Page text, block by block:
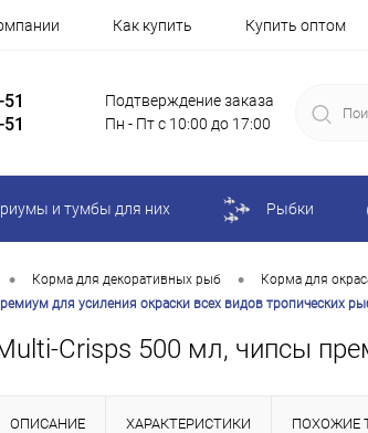
Как купить Купить оптом
Подтверждение заказа
Пн - Пт с 10:00 до 17:00
и тумбы для них Рыбки
• Корма для декоративных рыб • Корма для
для усиления окраски всех видов тропических
Crisps 500 мл, чипсы
ОПИСАНИЕ ХАРАКТЕРИСТИКИ ПОХОЖИЕ